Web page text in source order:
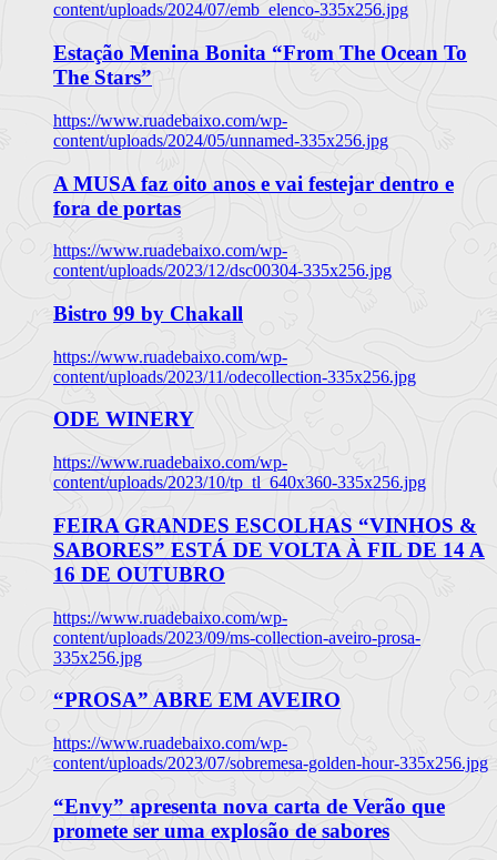
content/uploads/2024/07/emb_elenco-335x256.jpg
Estação Menina Bonita “From The Ocean To
The Stars”
https://www.ruadebaixo.com/wp-
content/uploads/2024/05/unnamed-335x256.jpg
A MUSA faz oito anos e vai festejar dentro e
fora de portas
https://www.ruadebaixo.com/wp-
content/uploads/2023/12/dsc00304-335x256.jpg
Bistro 99 by Chakall
https://www.ruadebaixo.com/wp-
content/uploads/2023/11/odecollection-335x256.jpg
ODE WINERY
https://www.ruadebaixo.com/wp-
content/uploads/2023/10/tp_tl_640x360-335x256.jpg
FEIRA GRANDES ESCOLHAS “VINHOS &
SABORES” ESTÁ DE VOLTA À FIL DE 14 A
16 DE OUTUBRO
https://www.ruadebaixo.com/wp-
content/uploads/2023/09/ms-collection-aveiro-prosa-
335x256.jpg
“PROSA” ABRE EM AVEIRO
https://www.ruadebaixo.com/wp-
content/uploads/2023/07/sobremesa-golden-hour-335x256.jpg
“Envy” apresenta nova carta de Verão que
promete ser uma explosão de sabores